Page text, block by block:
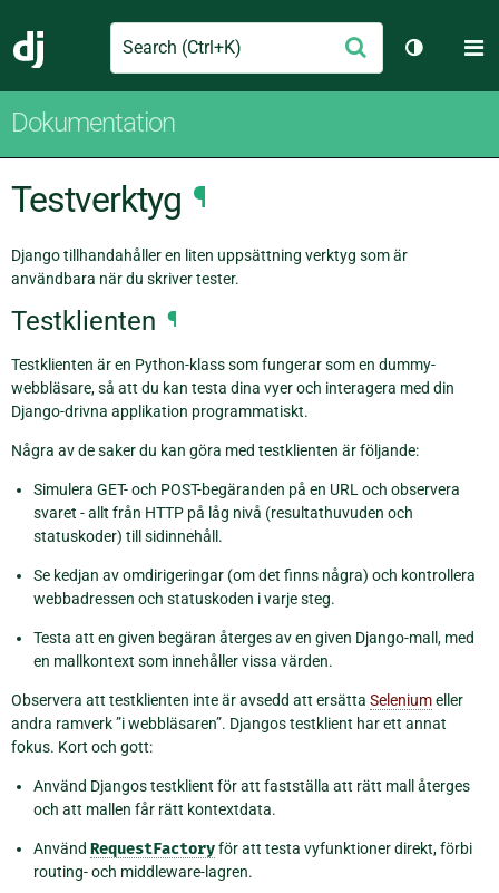
Django
Search Skicka
Växla
Dokumentation
Testverktyg ¶
Django tillhandahåller en liten uppsättning verktyg som är
användbara när du skriver tester.
Testklienten ¶
Testklienten är en Python-klass som fungerar som en dummy-
webbläsare, så att du kan testa dina vyer och interagera med din
Django-drivna applikation programmatiskt.
Några av de saker du kan göra med testklienten är följande:
Simulera GET- och POST-begäranden på en URL och observera
svaret - allt från HTTP på låg nivå (resultathuvuden och
statuskoder) till sidinnehåll.
Se kedjan av omdirigeringar (om det finns några) och kontrollera
webbadressen och statuskoden i varje steg.
Testa att en given begäran återges av en given Django-mall, med
en mallkontext som innehåller vissa värden.
Observera att testklienten inte är avsedd att ersätta Seleniumeller
andra ramverk ”i webbläsaren”. Djangos testklient har ett annat
fokus. Kort och gott:
Använd Djangos testklient för att fastställa att rätt mall återges
och att mallen får rätt kontextdata.
Använd RequestFactoryför att testa vyfunktioner direkt, förbi
routing- och middleware-lagren.